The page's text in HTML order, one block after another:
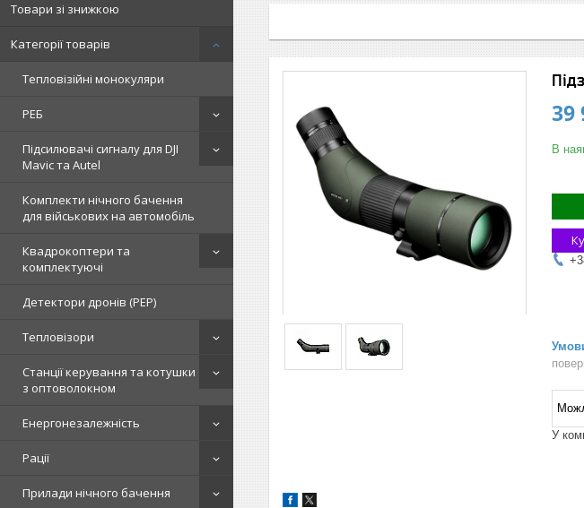
Товари зі знижкою
Категорії товарів
Тепловізійні монокуляри
РЕБ
Підсилювачі сигналу для DJI
Mavic та Autel
Комплекти нічного бачення
для військових на автомобіль
Квадрокоптери та
комплектуючі
Детектори дронів (РЕР)
Тепловізори
Станції керування та котушки
з оптоволокном
Енергонезалежність
Рації
Прилади нічного бачення
39
В
У